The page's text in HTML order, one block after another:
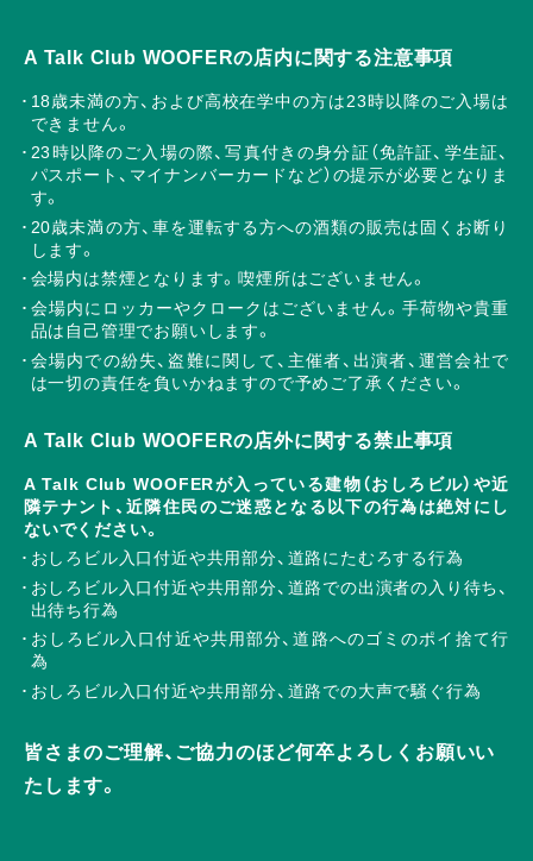
A Talk Club WOOFERの店内に関する注意事項
18歳未満の方、および高校在学中の方は23時以降のご入場は
できません。
23時以降のご入場の際、写真付きの身分証（免許証、学生証、
パスポート、マイナンバーカードなど）の提示が必要となりま
す。
20歳未満の方、車を運転する方への酒類の販売は固くお断り
します。
会場内は禁煙となります。喫煙所はございません。
会場内にロッカーやクロークはございません。手荷物や貴重
品は自己管理でお願いします。
会場内での紛失、盗難に関して、主催者、出演者、運営会社で
は一切の責任を負いかねますので予めご了承ください。
A Talk Club WOOFERの店外に関する禁止事項
A Talk Club WOOFERが入っている建物（おしろビル）や近
隣テナント、近隣住民のご迷惑となる以下の行為は絶対にし
ないでください。
おしろビル入口付近や共用部分、道路にたむろする行為
おしろビル入口付近や共用部分、道路での出演者の入り待ち、
出待ち行為
おしろビル入口付近や共用部分、道路へのゴミのポイ捨て行
為
おしろビル入口付近や共用部分、道路での大声で騒ぐ行為
皆さまのご理解、ご協力のほど何卒よろしくお願いい
たします。